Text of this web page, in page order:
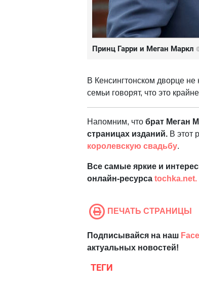
Принц Гарри и Меган Маркл
В Кенсингтонском дворце
семьи говорят, что это
Напомним, что брат Меган
страницах изданий. В этот
королевскую свадьбу.
Все самые яркие и
онлайн-ресурса tochka.net.
ПЕЧАТЬ СТРАНИЦЫ
Подписывайся на наш
актуальных новостей!
ТЕГИ